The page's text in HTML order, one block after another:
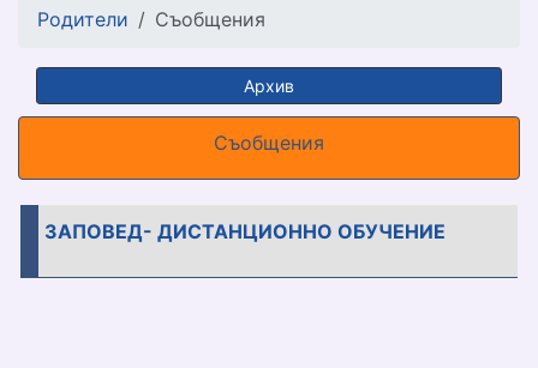
Родители Съобщения
Архив
Съобщения
ЗАПОВЕД- ДИСТАНЦИОННО ОБУЧЕНИЕ